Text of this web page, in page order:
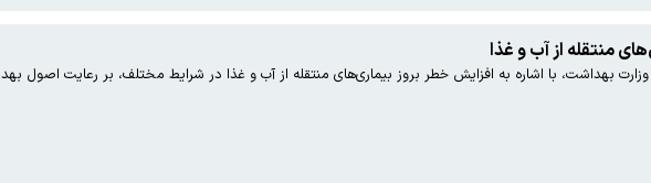
از موسیقی ایرانی
حملات پهپادی محدود کرد
منتقله از آب و غذا
وزارت بهداشت، با اشاره به افزایش خطر بروز بیماری‌های منتقله از آب و غذا در شرایط مختلف، بر رعایت اصول